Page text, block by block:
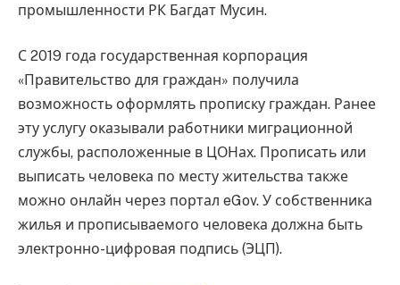
промышленности РК Багдат Мусин.
С 2019 года государственная корпорация
«Правительство для граждан» получила
возможность оформлять прописку граждан. Ранее
эту услугу оказывали работники миграционной
службы, расположенные в ЦОНах. Прописать или
выписать человека по месту жительства также
можно онлайн через портал eGov. У собственника
жилья и прописываемого человека должна быть
электронно-цифровая подпись (ЭЦП).